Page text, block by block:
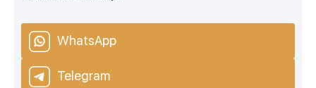
WhatsApp
Telegram